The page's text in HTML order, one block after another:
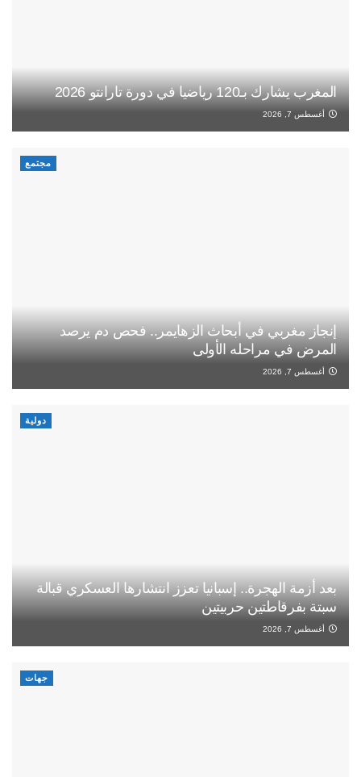
المغرب يشارك بـ120 رياضيا في دورة تارانتو 2026
أغسطس 7, 2026
مجتمع
إنجاز مغربي في أبحاث الزهايمر.. فحص دم يرصد
المرض في مراحله الأولى
أغسطس 7, 2026
دولية
بعد أزمة الهجرة.. إسبانيا تعزز انتشارها العسكري قبالة
سبتة بفرقاطتين حربيتين
أغسطس 7, 2026
جهات